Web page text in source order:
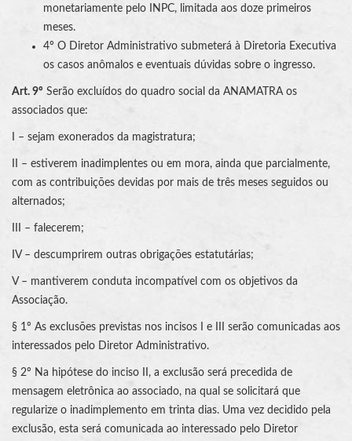
monetariamente pelo INPC, limitada aos doze primeiros
meses.
4º O Diretor Administrativo submeterá à Diretoria Executiva
os casos anômalos e eventuais dúvidas sobre o ingresso.
Art. 9º Serão excluídos do quadro social da ANAMATRA os
associados que:
I – sejam exonerados da magistratura;
II – estiverem inadimplentes ou em mora, ainda que parcialmente,
com as contribuições devidas por mais de três meses seguidos ou
alternados;
III – falecerem;
IV – descumprirem outras obrigações estatutárias;
V – mantiverem conduta incompatível com os objetivos da
Associação.
§ 1º As exclusões previstas nos incisos I e III serão comunicadas aos
interessados pelo Diretor Administrativo.
§ 2º Na hipótese do inciso II, a exclusão será precedida de
mensagem eletrônica ao associado, na qual se solicitará que
regularize o inadimplemento em trinta dias. Uma vez decidido pela
exclusão, esta será comunicada ao interessado pelo Diretor